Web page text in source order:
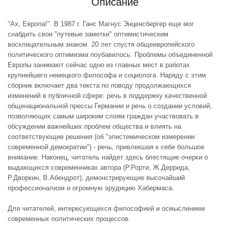
"Ах, Европа!". В 1987 г. Ганс Магнус Энценсбергер еще мог
снабдить свои "путевые заметки" оптимистическим
восклицательным знаком. 20 лет спустя общеевропейского
политического оптимизма поубавилось. Проблемы объединенной
Европы занимают сейчас одно из главных мест в работах
крупнейшего немецкого философа и социолога. Наряду с этим
сборник включает два текста по поводу продолжающихся
изменений в публичной сфере: речь в поддержку качественной
общенациональной прессы Германии и речь о создании условий,
позволяющих самым широким слоям граждан участвовать в
обсуждении важнейших проблем общества и влиять на
соответствующие решения (об "эпистемическом измерении
современной демократии") - речь, привлекшая к себе большое
внимание. Наконец, читатель найдет здесь блестящие очерки о
выдающихся современниках автора (Р.Рорти, Ж.Деррида,
Р.Дворкин, В.Абендрот), демонстрирующие высочайший
профессионализм и огромную эрудицию Хабермаса.
Для читателей, интересующихся философией и осмыслением
современных политических процессов.